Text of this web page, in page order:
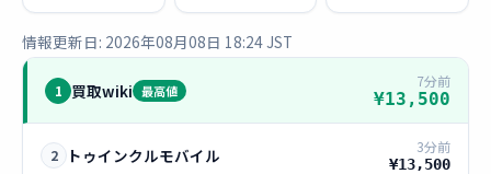
情報更新日: 2026年08月08日 18:24 JST
1 買取wiki 最高値
7分前
¥13,500
2 トゥインクルモバイル 3分前
¥13,500